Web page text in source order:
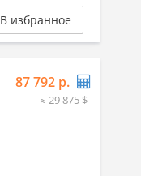
В избранное
87 792 р.
≈ 29 875 $